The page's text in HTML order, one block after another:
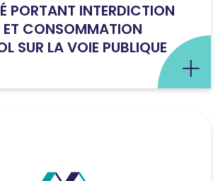
PORTANT INTERDICTION
ET CONSOMMATION
SUR LA VOIE PUBLIQUE